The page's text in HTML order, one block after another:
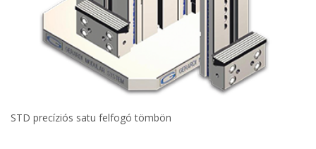
STD precíziós satu felfogó tömbön